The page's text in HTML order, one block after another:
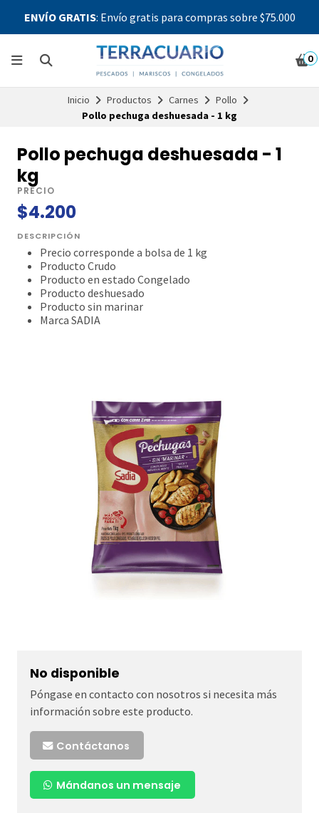
ENVÍO GRATIS: Envío gratis para compras sobre $75.000
0
Inicio Productos Carnes
Pollo
Pollo pechuga deshuesada - 1 kg
Pollo pechuga deshuesada - 1
kg
PRECIO
$4.200
DESCRIPCIÓN
Precio corresponde a bolsa de 1 kg
Producto Crudo
Producto en estado Congelado
Producto deshuesado
Producto sin marinar
Marca SADIA
No disponible
Póngase en contacto con nosotros si necesita más
información sobre este producto.
Contáctanos
Mándanos un mensaje